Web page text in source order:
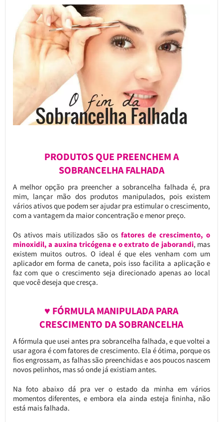
PRODUTOS QUE PREENCHEM A
SOBRANCELHA FALHADA
A melhor opção pra preencher a sobrancelha falhada é, pra
mim, lançar mão dos produtos manipulados, pois existem
vários ativos que podem ser ajudar pra estimular o crescimento,
com a vantagem da maior concentração e menor preço.
Os ativos mais utilizados são osfatores de crescimento, o
minoxidil, a auxina tricógena e o extrato de jaborandi, mas
existem muitos outros. O ideal é que eles venham com um
aplicador em forma de caneta, pois isso facilita a aplicação e
faz com que o crescimento seja direcionado apenas ao local
que você deseja que cresça.
♥ FÓRMULA MANIPULADA PARA
CRESCIMENTO DA SOBRANCELHA
A fórmula que usei antes pra sobrancelha falhada, e que voltei a
usar agora é com fatores de crescimento. Ela é ótima, porque os
fios engrossam, as falhas são preenchidas e aos poucos nascem
novos pelinhos, mas só onde já existiam antes.
Na foto abaixo dá pra ver o estado da minha em vários
momentos diferentes, e embora ela ainda esteja fininha, não
está mais falhada.